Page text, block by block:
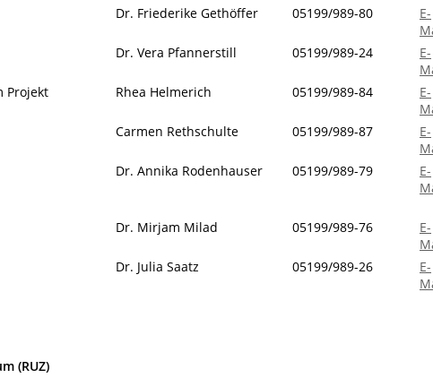
Dr. Friederike Gethöffer 05199/989-80
E-
Dr. Vera Pfannerstill 05199/989-24
E-
Projekt
Rhea Helmerich 05199/989-84
E-
Carmen Rethschulte 05199/989-87
E-
Dr. Annika Rodenhauser 05199/989-79
E-
Dr. Mirjam Milad 05199/989-76
E-
Dr. Julia Saatz 05199/989-26
E-
(RUZ)